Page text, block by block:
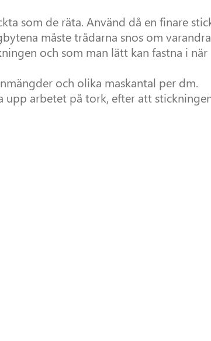
som de räta. Använd då en finare
måste trådarna snos om
och som man lätt kan fastna i när
och olika maskantal per dm.
upp arbetet på tork, efter att